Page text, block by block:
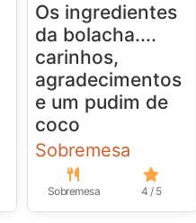
Os ingredientes
da bolacha....
carinhos,
agradecimentos
e um pudim de
coco
Sobremesa
Sobremesa 4 / 5